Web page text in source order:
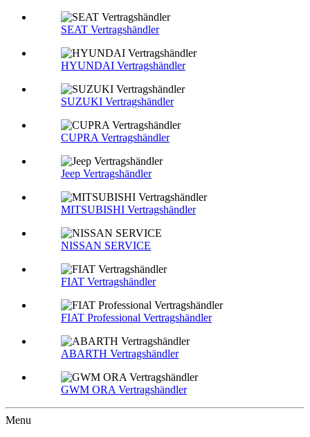
SEAT Vertragshändler
HYUNDAI Vertragshändler
SUZUKI Vertragshändler
CUPRA Vertragshändler
Jeep Vertragshändler
MITSUBISHI Vertragshändler
NISSAN SERVICE
FIAT Vertragshändler
FIAT Professional Vertragshändler
ABARTH Vertragshändler
GWM ORA Vertragshändler
Menu